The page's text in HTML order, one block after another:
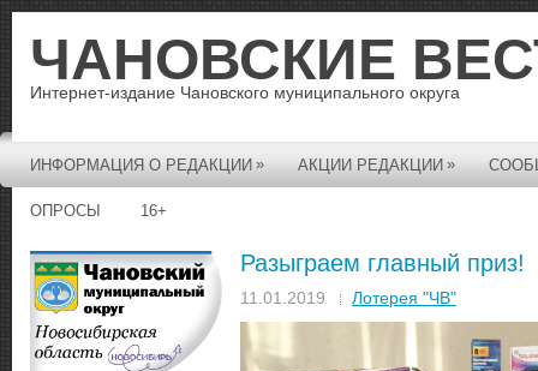
ЧАНОВСКИЕ
Интернет-издание Чановского муниципального округа
ИНФОРМАЦИЯ О РЕДАКЦИИ » АКЦИИ РЕДАКЦИИ »
ОПРОСЫ 16+
Разыграем главный приз!
11.01.2019 Лотерея "ЧВ"